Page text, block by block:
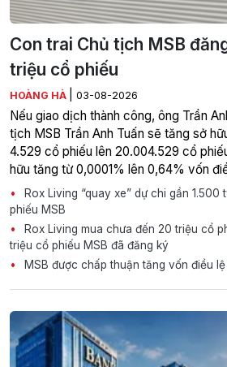
Con trai Chủ tịch MSB
triệu cổ phiếu
HOÀNG HÀ 03-08-2026
Nếu giao dịch thành công, ông Trần
tịch MSB Trần Anh Tuấn sẽ tăng sở
4.529 cổ phiếu lên 20.004.529 cổ
hữu tăng từ 0,0001% lên 0,64% vốn
Rox Living “quay xe” dự chi gần
phiếu MSB
Rox Living mua chưa đến 20 triệu cổ
triệu cổ phiếu MSB đã đăng ký
MSB được chấp thuận tăng vốn điều